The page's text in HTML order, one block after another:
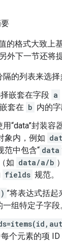
的格式大致上
外下一节还将
的列表来选择
嵌套在字段 a
套在 b 内的
“data”封装容
象内，例如
范中包含“ data
如 data/a/b
fields 规范。
”将表达式括
组特定子字段
个元素的项